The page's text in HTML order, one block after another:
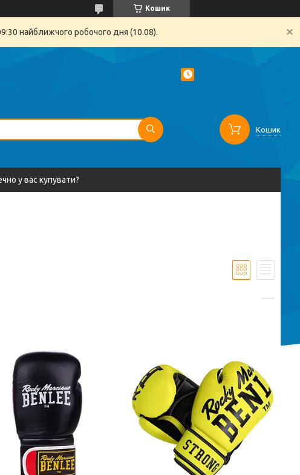
Кошик
найближчого робочого дня (10.08).
Кошик
у вас купувати?